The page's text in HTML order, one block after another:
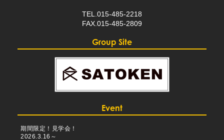
TEL.015-485-2218
FAX.015-485-2809
Group Site
Event
期間限定！見学会！
2026.3.16～